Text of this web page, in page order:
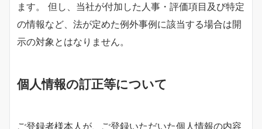
ます。 但し、当社が付加した人事・評価項目及び特定
の情報など、法が定めた例外事例に該当する場合は開
示の対象とはなりません。
個人情報の訂正等について
ご登録者様本人が、ご登録いただいた個人情報の内容